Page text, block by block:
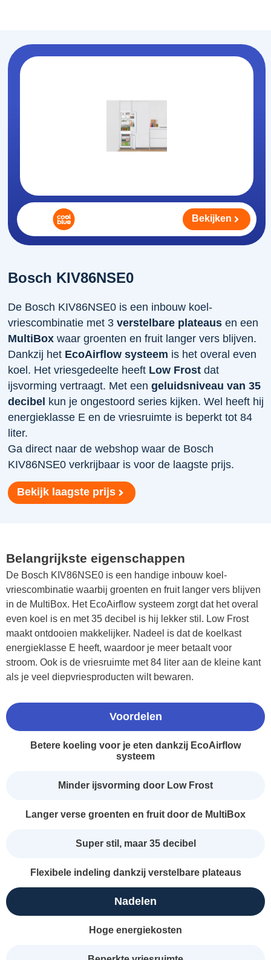
Bosch KIV86NSE0
De Bosch KIV86NSE0 is een inbouw koel-
vriescombinatie met 3verstelbare plateaus en een
MultiBox waar groenten en fruit langer vers blijven.
Dankzij het EcoAirflow systeem is het overal even
koel. Het vriesgedeelte heeft Low Frost dat
ijsvorming vertraagt. Met eengeluidsniveau van 35
decibel kun je ongestoord series kijken. Wel heeft hij
energieklasse E en de vriesruimte is beperkt tot 84
liter.
Ga direct naar de webshop waar de Bosch
KIV86NSE0 verkrijbaar is voor de laagste prijs.
Bekijk laagste prijs
Bekijken
Belangrijkste eigenschappen
De Bosch KIV86NSE0 is een handige inbouw koel-
vriescombinatie waarbij groenten en fruit langer vers blijven
in de MultiBox. Het EcoAirflow systeem zorgt dat het overal
even koel is en met 35 decibel is hij lekker stil. Low Frost
maakt ontdooien makkelijker. Nadeel is dat de koelkast
energieklasse E heeft, waardoor je meer betaalt voor
stroom. Ook is de vriesruimte met 84 liter aan de kleine kant
als je veel diepvriesproducten wilt bewaren.
Voordelen
Betere koeling voor je eten dankzij EcoAirflow
systeem
Minder ijsvorming door Low Frost
Langer verse groenten en fruit door de MultiBox
Super stil, maar 35 decibel
Flexibele indeling dankzij verstelbare plateaus
Nadelen
Hoge energiekosten